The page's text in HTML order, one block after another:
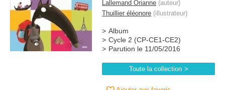
Lallemand Orianne (auteur)
Thuillier éléonore (illustrateur)
Album
Cycle 2 (CP-CE1-CE2)
Parution le 11/05/2016
Toute la collection